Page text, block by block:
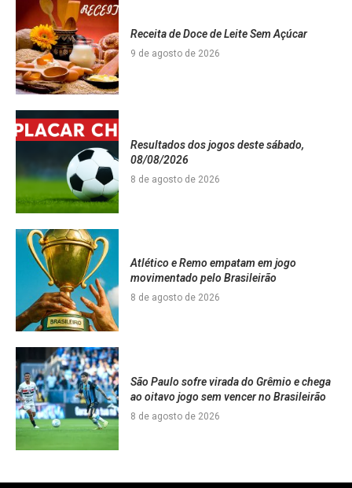
Receita de Doce de Leite Sem Açúcar
9 de agosto de 2026
Resultados dos jogos deste sábado,
08/08/2026
8 de agosto de 2026
Atlético e Remo empatam em jogo
movimentado pelo Brasileirão
8 de agosto de 2026
São Paulo sofre virada do Grêmio e chega
ao oitavo jogo sem vencer no Brasileirão
8 de agosto de 2026